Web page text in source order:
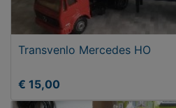
Transvenlo Mercedes HO
€ 15,00